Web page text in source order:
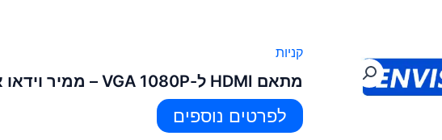
קניות
מתאם HDMI ל-VGA 1080P – ממיר וידאו אודיו למחשב
לפרטים נוספים